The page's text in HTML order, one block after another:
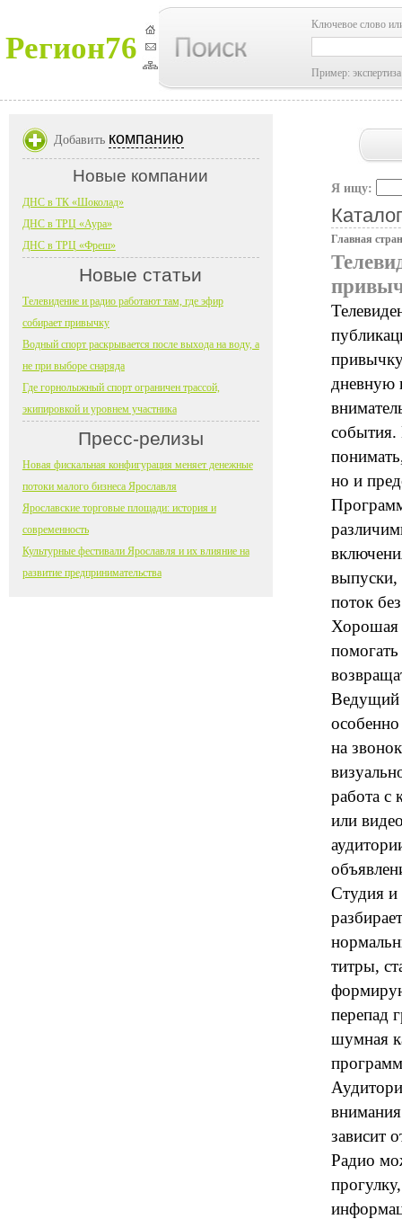
Регион76
Ключевое слово
Пример:
Я ищу:
Главная
дневную
события.
но и
выпуски,
поток
Хорошая
Ведущий
на
работа с
или
Студия и
титры,
перепад
шумная
зависит
Радио
Добавить компанию
Новые компании
ДНС в ТК «Шоколад»
ДНС в ТРЦ «Аура»
ДНС в ТРЦ «Фреш»
Новые статьи
Телевидение и радио работают там, где эфир
собирает привычку
Водный спорт раскрывается после выхода на воду, а
не при выборе снаряда
Где горнолыжный спорт ограничен трассой,
экипировкой и уровнем участника
Пресс-релизы
Новая фискальная конфигурация меняет денежные
потоки малого бизнеса Ярославля
Ярославские торговые площади: история и
современность
Культурные фестивали Ярославля и их влияние на
развитие предпринимательства